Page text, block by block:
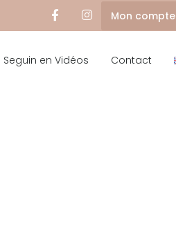
Mon compte
Seguin en Vidéos Contact